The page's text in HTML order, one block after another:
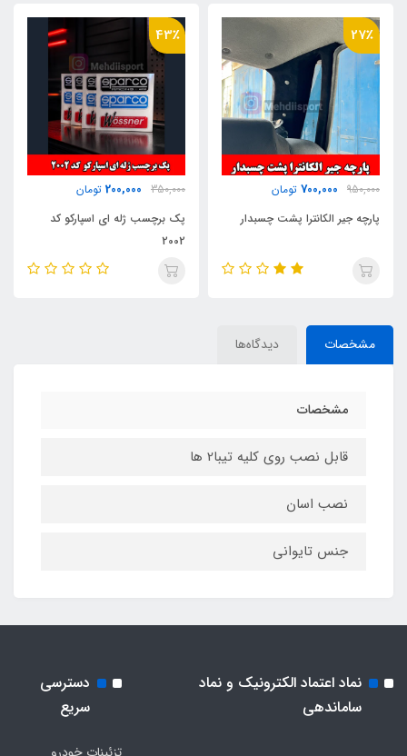
27٪
950,000
700,000 تومان
پارچه جیر الکانترا پشت چسبدار
43٪
350,000
200,000 تومان
پک برچسب ژله ای اسپارکو کد
2002
مشخصات دیدگاه‌ها
مشخصات
قابل نصب روی کلیه تیبا2 ها
نصب اسان
جنس تایوانی
نماد اعتماد الکترونیک و نماد
ساماندهی
دسترسی
سریع